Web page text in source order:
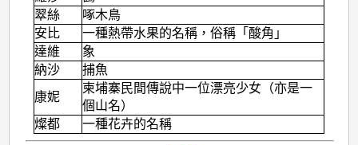
翠絲
啄木鳥
安比
一種熱帶水果的名稱，俗稱「酸角」
達維
象
納沙
捕魚
康妮
柬埔寨民間傳說中一位漂亮少女（亦是一
個山名）
燦都
一種花卉的名稱